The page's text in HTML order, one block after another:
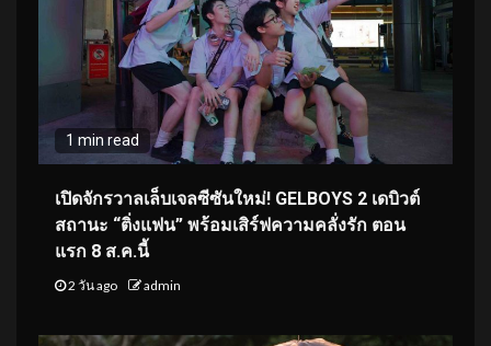
1 min read
เปิดจักรวาลเล็บเจลซีซันใหม่! GELBOYS 2 เดบิวต์
สถานะ “ติ่งแฟน” พร้อมเสิร์ฟความคลั่งรัก ตอน
แรก 8 ส.ค.นี้
2 วัน ago admin